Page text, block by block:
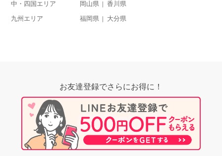
中・四国エリア 岡山県 香川県
九州エリア 福岡県 大分県
お友達登録でさらにお得に！